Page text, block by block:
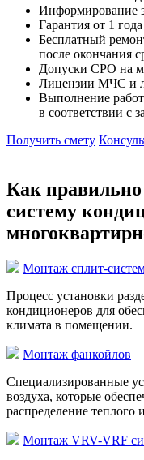
Информирование
Гарантия от 1
Бесплатный
после окончания
Допуски СРО на
Лицензии МЧС и
Выполнение
в соответствии с
Получить смету
Как правильно
систему
Монтаж сплит-
Процесс установки
кондиционеров для
климата в помещении.
Монтаж фанкойлов
Специализированные
воздуха, которые
распределение теплого
Монтаж VRV-VRF